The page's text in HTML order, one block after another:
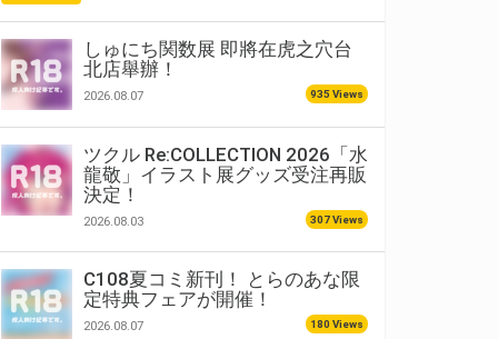
しゅにち関数展 即將在虎之穴台
北店舉辦！
2026.08.07 935 Views
ツクル Re:COLLECTION 2026「水
龍敬」イラスト展グッズ受注再販
決定！
2026.08.03 307 Views
C108夏コミ新刊！ とらのあな限
定特典フェアが開催！
2026.08.07 180 Views